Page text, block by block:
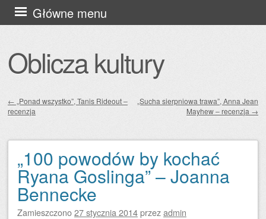
Oblicza kultury
Główne menu
Przejdź
do
Zobacz wpisy
← „Ponad wszystko”, Tanis Rideout –
recenzja
„Sucha sierpniowa trawa”, Anna Jean
Mayhew – recenzja →
„100 powodów by kochać
Ryana Goslinga” – Joanna
Bennecke
Zamieszczono27 stycznia 2014przezadmin